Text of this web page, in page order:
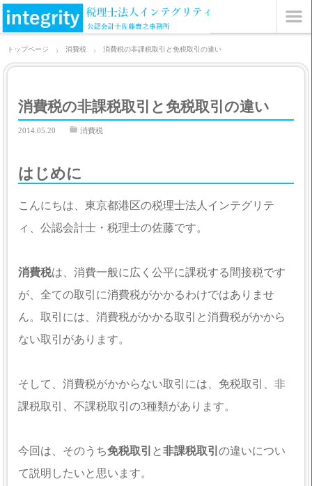
トップページ 消費税 消費税の非課税取引と免税取引の違い
消費税の非課税取引と免税取引の違い
2014.05.20 消費税
はじめに
こんにちは、東京都港区の税理士法人インテグリテ
ィ、公認会計士・税理士の佐藤です。
消費税は、消費一般に広く公平に課税する間接税です
が、全ての取引に消費税がかかるわけではありませ
ん。取引には、消費税がかかる取引と消費税がかから
ない取引があります。
そして、消費税がかからない取引には、免税取引、非
課税取引、不課税取引の3種類があります。
今回は、そのうち免税取引 と非課税取引 の違いについ
て説明したいと思います。